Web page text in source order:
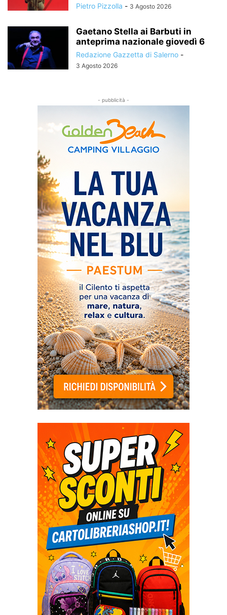
Pietro Pizzolla - 3 Agosto 2026
Gaetano Stella ai Barbuti in
anteprima nazionale giovedì 6
Redazione Gazzetta di Salerno -
3 Agosto 2026
- pubblicità -